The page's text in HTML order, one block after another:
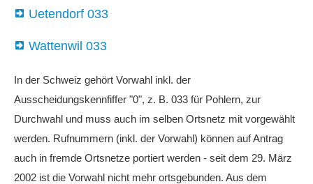
Uetendorf 033
Wattenwil 033
In der Schweiz gehört Vorwahl inkl. der
Ausscheidungskennfiffer "0", z. B. 033 für Pohlern, zur
Durchwahl und muss auch im selben Ortsnetz mit vorgewählt
werden. Rufnummern (inkl. der Vorwahl) können auf Antrag
auch in fremde Ortsnetze portiert werden - seit dem 29. März
2002 ist die Vorwahl nicht mehr ortsgebunden. Aus dem